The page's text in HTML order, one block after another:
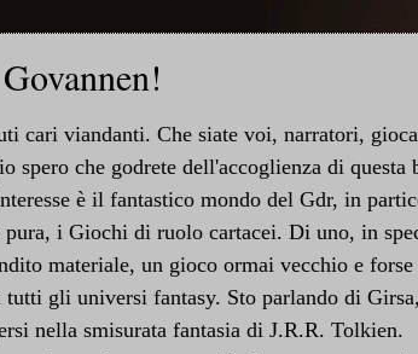
cari viandanti. Che siate voi, narratori,
spero che godrete dell'accoglienza di
è il fantastico mondo del Gdr, in
pura, i Giochi di ruolo cartacei. Di uno, in
materiale, un gioco ormai vecchio e
tutti gli universi fantasy. Sto parlando di
nella smisurata fantasia di J.R.R. Tolkien.